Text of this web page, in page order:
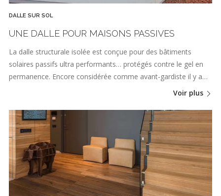
DALLE SUR SOL
UNE DALLE POUR MAISONS PASSIVES
La dalle structurale isolée est conçue pour des bâtiments
solaires passifs ultra performants… protégés contre le gel en
permanence. Encore considérée comme avant-gardiste il y a…
Voir plus